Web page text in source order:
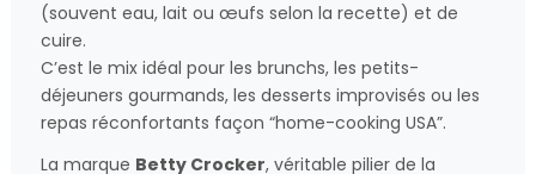
(souvent eau, lait ou œufs selon la recette) et de
cuire.
C’est le mix idéal pour les brunchs, les petits-
déjeuners gourmands, les desserts improvisés ou les
repas réconfortants façon “home-cooking USA”.
La marque Betty Crocker, véritable pilier de la